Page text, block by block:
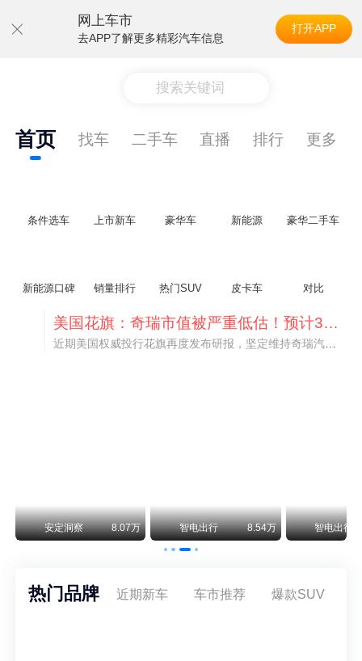
网上车市
去APP了解更多精彩汽车信息
打开APP
搜索关键词
首页 找车 二手车 直播 排行 更多
条件选车 上市新车 豪华车 新能源 豪华二手车
新能源口碑 销量排行 热门SUV 皮卡车 对比
美国花旗：奇瑞市值被严重低估！预计36港元/股
近期美国权威投行花旗再度发布研报，坚定维持奇瑞汽车（09973.HK）买入评级，将其合理目标价定格在36港元/股。对照公司最新25.46港元的二级市场现价，这一目标价意味着股价存在41.4%的可观上行空间，花旗直言，当前资本市场受短期市场情绪、国内车市价格战扰动，明显低估了奇瑞长期价值与全球化成长潜力。
安定洞察 8.07万 智电出行 8.54万 智电出行
热门品牌 近期新车 车市推荐 爆款SUV